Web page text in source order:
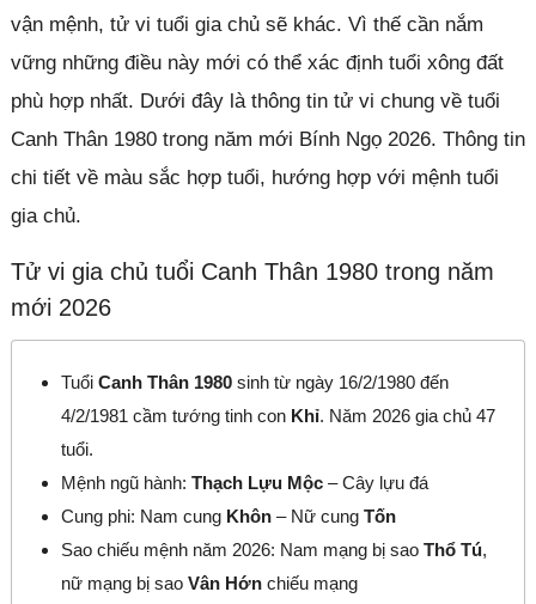
vận mệnh, tử vi tuổi gia chủ sẽ khác. Vì thế cần nắm
vững những điều này mới có thể xác định tuổi xông đất
phù hợp nhất. Dưới đây là thông tin tử vi chung về tuổi
Canh Thân 1980 trong năm mới Bính Ngọ 2026. Thông tin
chi tiết về màu sắc hợp tuổi, hướng hợp với mệnh tuổi
gia chủ.
Tử vi gia chủ tuổi Canh Thân 1980 trong năm
mới 2026
TuổiCanh Thân 1980 sinh từ ngày 16/2/1980 đến
4/2/1981 cầm tướng tinh con Khỉ. Năm 2026 gia chủ 47
tuổi.
Mệnh ngũ hành:Thạch Lựu Mộc – Cây lựu đá
Cung phi: Nam cung Khôn – Nữ cungTốn
Sao chiếu mệnh năm 2026: Nam mạng bị saoThổ Tú,
nữ mạng bị saoVân Hớn chiếu mạng